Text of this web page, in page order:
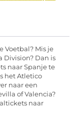
Voetbal? Mis je
Division? Dan is
naar Spanje te
het Atletico
naar een
of Valencia?
naar